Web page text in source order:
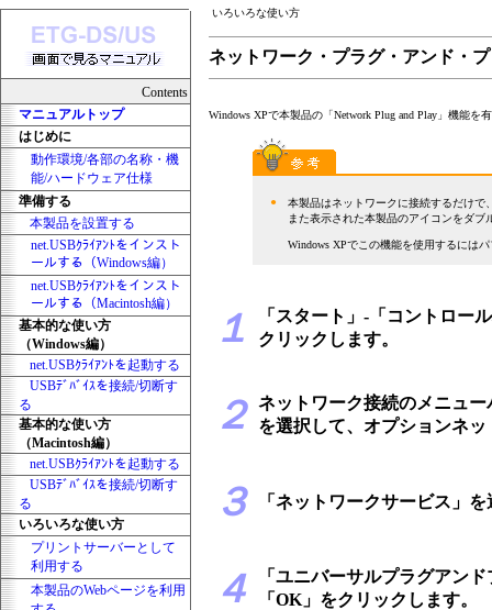
Contents
マニュアルトップ
はじめに
動作環境/各部の名称・機
能/ハードウェア仕様
準備する
本製品を設置する
net.USBｸﾗｲｱﾝﾄをインスト
ールする（Windows編）
net.USBｸﾗｲｱﾝﾄをインスト
ールする（Macintosh編）
基本的な使い方
（Windows編）
net.USBｸﾗｲｱﾝﾄを起動する
USBﾃﾞﾊﾞｲｽを接続/切断す
る
基本的な使い方
（Macintosh編）
net.USBｸﾗｲｱﾝﾄを起動する
USBﾃﾞﾊﾞｲｽを接続/切断す
る
いろいろな使い方
プリントサーバーとして
利用する
本製品のWebページを利用
いろいろな使い方
ネットワーク・プラグ・アンド・
Windows XPで本製品の「Network Plug and Play」機能を
●
本製品はネットワークに接続するだけで
また表示された本製品のアイコンをダ
Windows XPでこの機能を使用するには
１
「スタート」-「コントロー
クリックします。
２ ネットワーク接続のメニュ
を選択して、オプションネ
３ 「ネットワークサービス」
４
「ユニバーサルプラグアン
「OK」をクリックします。